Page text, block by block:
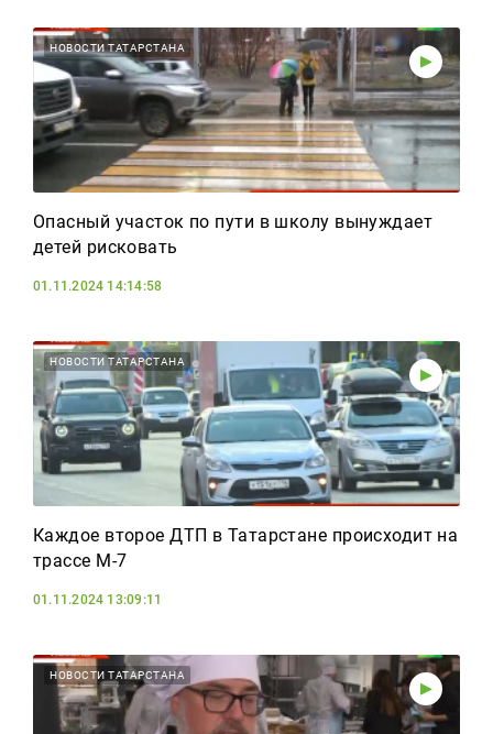
НОВОСТИ ТАТАРСТАНА
Опасный участок по пути в школу вынуждает
детей рисковать
01.11.2024 14:14:58
НОВОСТИ ТАТАРСТАНА
Каждое второе ДТП в Татарстане происходит на
трассе М-7
01.11.2024 13:09:11
НОВОСТИ ТАТАРСТАНА